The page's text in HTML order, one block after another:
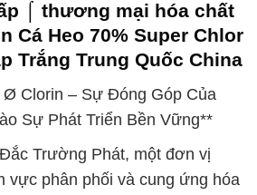
⌠ thương mại hóa chất
Cá Heo 70% Super Chlor
Trắng Trung Quốc China
Ø Clorin – Sự Đóng Góp Của
Sự Phát Triển Bền Vững**
Trường Phát, một đơn vị
vực phân phối và cung ứng hóa